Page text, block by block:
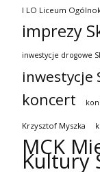
I LO Liceum
imprezy
inwestycje drogowe
inwestycje
koncert
Krzysztof Myszka
MCK
Kultury